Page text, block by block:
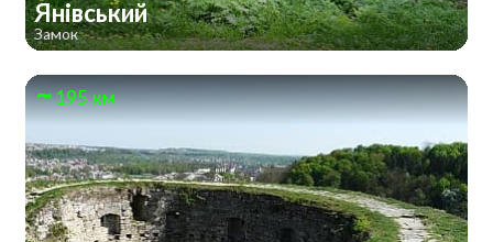
Янівський
Замок
195 км